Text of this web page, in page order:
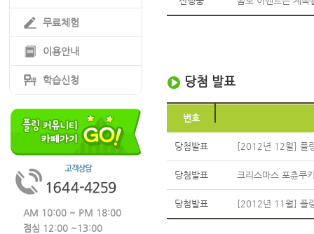
무료체험
이용안내
학습신청
AM 10:00 ~ PM 18:00
점심 12:00 ~13:00
당첨 발표
번호
당첨발표 [2012년 12월] 플
당첨발표 크리스마스 포츈쿠
당첨발표 [2012년 11월] 플